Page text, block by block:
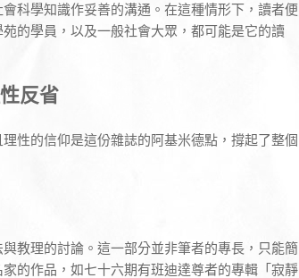
科學知識作妥善的溝通。在這種情形下，讀者便
的學員，以及一般社會大眾，都可能是它的讀
反省
性的信仰是這份雜誌的阿基米德點，撐起了整個
教理的討論。這一部分並非筆者的專長，只能簡
的作品，如七十六期有班迪達尊者的專輯「寂靜